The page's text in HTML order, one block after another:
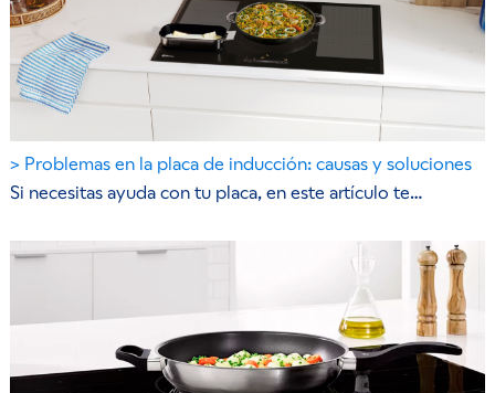
Problemas en la placa de inducción: causas y soluciones
Si necesitas ayuda con tu placa, en este artículo te…